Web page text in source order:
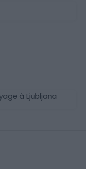
à Ljubljana